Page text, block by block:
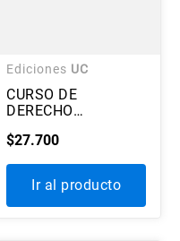
Ediciones UC
CURSO DE
DERECHO
TOMO III
$27.700
Ir al producto